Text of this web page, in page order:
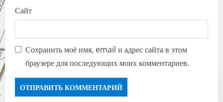
Сайт
Сохранить моё имя, email и адрес сайта в этом
браузере для последующих моих комментариев.